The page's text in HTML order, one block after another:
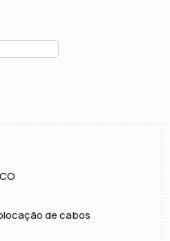
de cabos